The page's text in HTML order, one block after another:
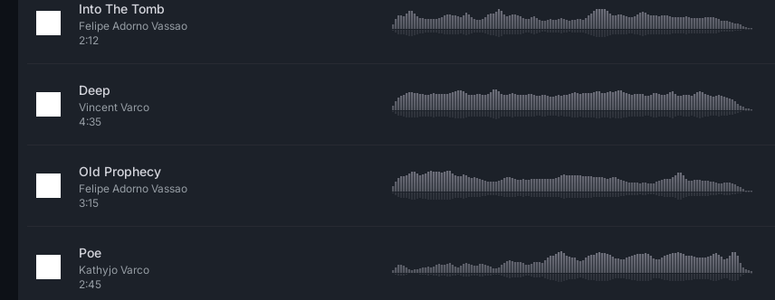
Into The Tomb
Felipe Adorno Vassao
2:12
Deep
Vincent Varco
4:35
Old Prophecy
Felipe Adorno Vassao
3:15
Poe
Kathyjo Varco
2:45